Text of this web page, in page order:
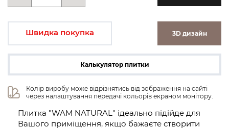
Швидка покупка 3D дизайн
Калькулятор плитки
Колір виробу може відрізнятись від зображення на сайті
через налаштування передачі кольорів екраном монітору.
Плитка "WAM NATURAL" ідеально підійде для
Вашого приміщення, якщо бажаєте створити